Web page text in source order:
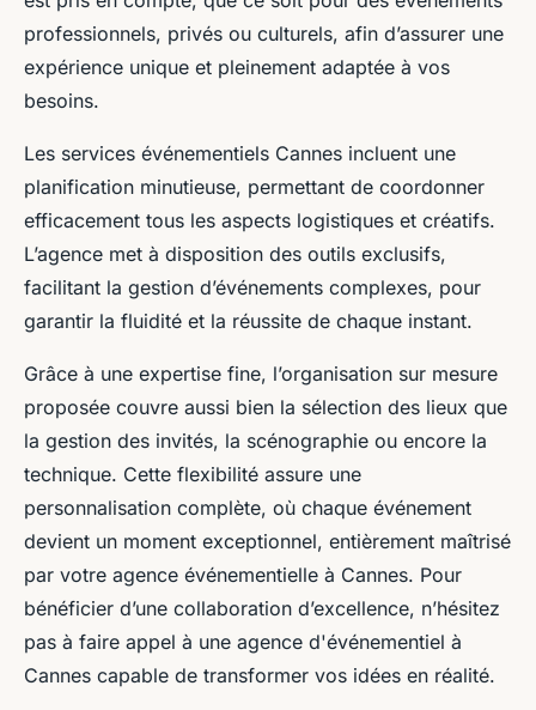
professionnels, privés ou culturels, afin d’assurer une
expérience unique et pleinement adaptée à vos
besoins.
Les services événementiels Cannes incluent une
planification minutieuse, permettant de coordonner
efficacement tous les aspects logistiques et créatifs.
L’agence met à disposition des outils exclusifs,
facilitant la gestion d’événements complexes, pour
garantir la fluidité et la réussite de chaque instant.
Grâce à une expertise fine, l’organisation sur mesure
proposée couvre aussi bien la sélection des lieux que
la gestion des invités, la scénographie ou encore la
technique. Cette flexibilité assure une
personnalisation complète, où chaque événement
devient un moment exceptionnel, entièrement maîtrisé
par votre agence événementielle à Cannes. Pour
bénéficier d’une collaboration d’excellence, n’hésitez
pas à faire appel à une agence d'événementiel à
Cannes capable de transformer vos idées en réalité.